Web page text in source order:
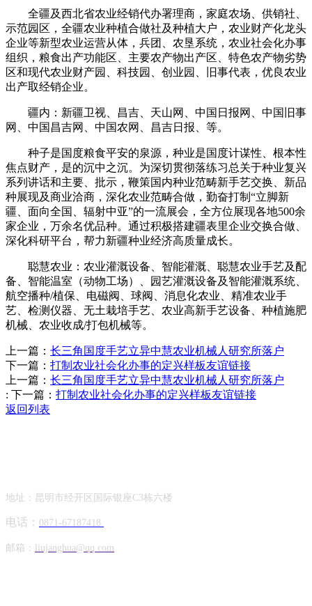
全疆及西北省农业经销代办署理商，家庭农场、供销社、
示范园区，全疆农业种植合做社及种植大户，农业财产化龙头
企业等新型农业运营从体，兵团、农垦系统，农业社会化办事
组织，粮食出产功能区、主要农产物出产区、特色农产物劣势
区和现代农业财产园、科技园、创业园、旧事代表，优良农业
出产取经销企业。
疆内：新疆卫视、昌吉、天山网、中国日报网、中国旧事
网、中国昌吉网、中国农网、昌吉日报、等。
种子是国度粮食平安的泉源，种业是国度计谋性、根本性
焦点财产，是的沉中之沉。为深切贯彻落练习总关于种业复兴
系列讲话和主要、批示，鞭策国内种业范畴新手艺交换、新品
种展现及商业洽商，深化农业范畴合做，勤奋打制“立脚新
疆、面向全国、辐射中亚”的一流展会，全方位展现各地500余
家企业，万余名优品种。通过积极搭建疆表里企业交换合做、
深化科研平台，帮力新疆种业经济高质量成长。
聪慧农业：农业灌溉设备、智能灌溉、聪慧农业手艺及配
备、智能温室（动物工场）、园艺灌溉设备及智能灌溉系统、
航空播种/植保、电磁阀、球阀、消息化农业、精准农业手
艺、检测仪器、无土栽培手艺、农业高新手艺设备、种植施肥
机械、农业收成/打包机械等。
上一篇： 长三角国度手艺立异中慧农业机械人研究所落户
下一篇： 打制农业社会化办事的定兴样板友谊链接
上一篇： 长三角国度手艺立异中慧农业机械人研究所落户
: 下一篇： 打制农业社会化办事的定兴样板友谊链接
返回列表
地址：昆明市经开区国际银座C3栋六楼
电话： 0871-67187418
邮箱： liujanghua@qq.com